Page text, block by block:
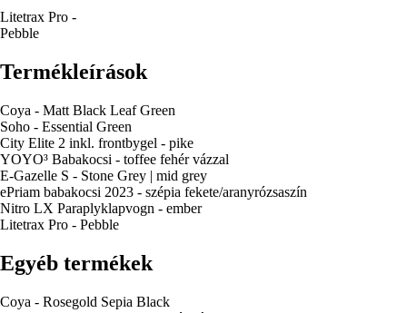
Litetrax Pro -
Pebble
Termékleírások
Coya - Matt Black Leaf Green
Soho - Essential Green
City Elite 2 inkl. frontbygel - pike
YOYO³ Babakocsi - toffee fehér vázzal
E-Gazelle S - Stone Grey | mid grey
ePriam babakocsi 2023 - szépia fekete/aranyrózsaszín
Nitro LX Paraplyklapvogn - ember
Litetrax Pro - Pebble
Egyéb termékek
Coya - Rosegold Sepia Black